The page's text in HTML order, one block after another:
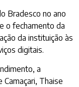
Bradesco no ano
o fechamento da
da instituição às
digitais.
a
Thaise